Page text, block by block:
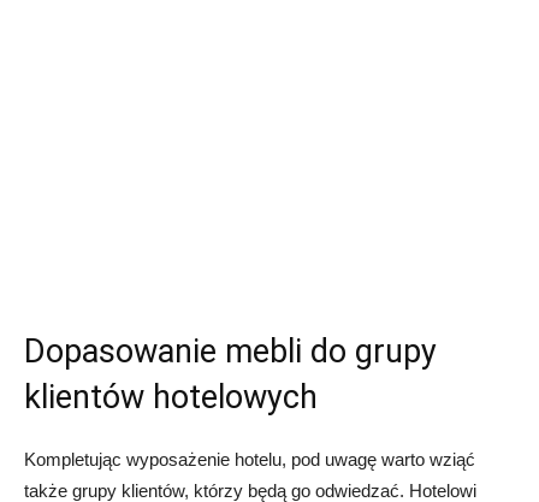
Dopasowanie mebli do grupy
klientów hotelowych
Kompletując wyposażenie hotelu, pod uwagę warto wziąć
także grupy klientów, którzy będą go odwiedzać. Hotelowi